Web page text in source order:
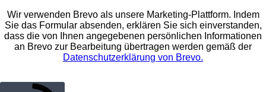
Wir verwenden Brevo als unsere Marketing-Plattform. Indem
Sie das Formular absenden, erklären Sie sich einverstanden,
dass die von Ihnen angegebenen persönlichen Informationen
an Brevo zur Bearbeitung übertragen werden gemäß der
Datenschutzerklärung von Brevo.